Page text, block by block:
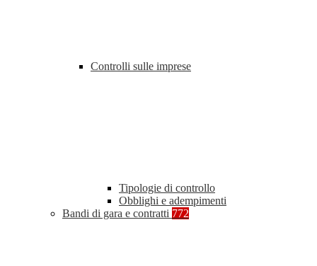
Controlli sulle imprese
Tipologie di controllo
Obblighi e adempimenti
Bandi di gara e contratti 772